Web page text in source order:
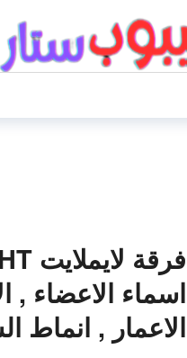
اسماء الاعضاء ,
الاعمار , انماط